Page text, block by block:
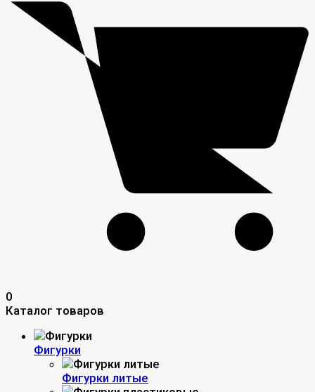
0
Каталог товаров
Фигурки
Фигурки литые